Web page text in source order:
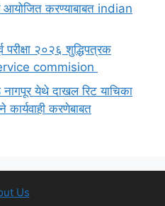
आयोजित करण्याबाबत indian
२०२६ शुद्धिपत्रक
commision
येथे दाखल रिट याचिका
करणेबाबत
Us